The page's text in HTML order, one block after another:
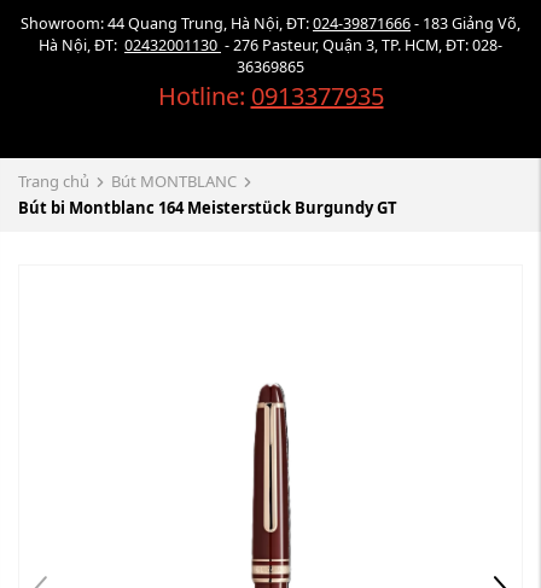
Showroom: 44 Quang Trung, Hà Nội, ĐT:024-39871666- 183 Giảng Võ,
Hà Nội, ĐT: 02432001130 - 276 Pasteur, Quận 3, TP. HCM, ĐT: 028-
36369865
Hotline: 0913377935
Trang chủ
Bút MONTBLANC
Bút bi Montblanc 164 Meisterstück Burgundy GT